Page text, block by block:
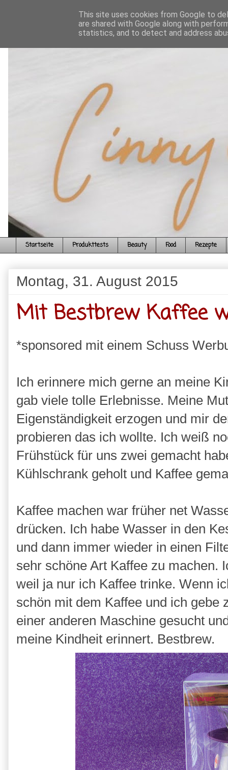
Startseite Produkttests Beauty Food Rezepte
Montag, 31. August 2015
Mit Bestbrew Kaffee
*sponsored mit einem Schuss
Ich erinnere mich gerne an meine
gab viele tolle Erlebnisse. Meine
Eigenständigkeit erzogen und mir
probieren das ich wollte. Ich weiß
Frühstück für uns zwei gemacht
Kühlschrank geholt und Kaffee
Kaffee machen war früher net
drücken. Ich habe Wasser in den
und dann immer wieder in einen
sehr schöne Art Kaffee zu machen.
weil ja nur ich Kaffee trinke. Wenn
schön mit dem Kaffee und ich gebe
einer anderen Maschine gesucht
meine Kindheit erinnert. Bestbrew.
This site uses cookies from Google to
are shared with Google along with
statistics, and to detect and address